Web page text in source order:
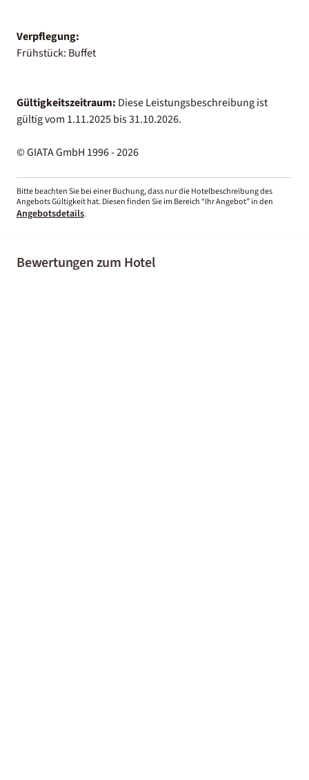
Verpflegung:
Frühstück: Buffet
Gültigkeitszeitraum: Diese Leistungsbeschreibung ist
gültig vom 1.11.2025 bis 31.10.2026.
© GIATA GmbH 1996 - 2026
Bitte beachten Sie bei einer Buchung, dass nur die Hotelbeschreibung des
Angebots Gültigkeit hat. Diesen finden Sie im Bereich “Ihr Angebot” in den
Angebotsdetails.
Bewertungen zum Hotel